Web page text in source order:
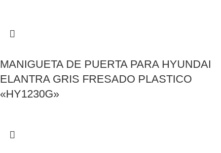
MANIGUETA DE PUERTA PARA HYUNDAI
ELANTRA GRIS FRESADO PLASTICO
«HY1230G»